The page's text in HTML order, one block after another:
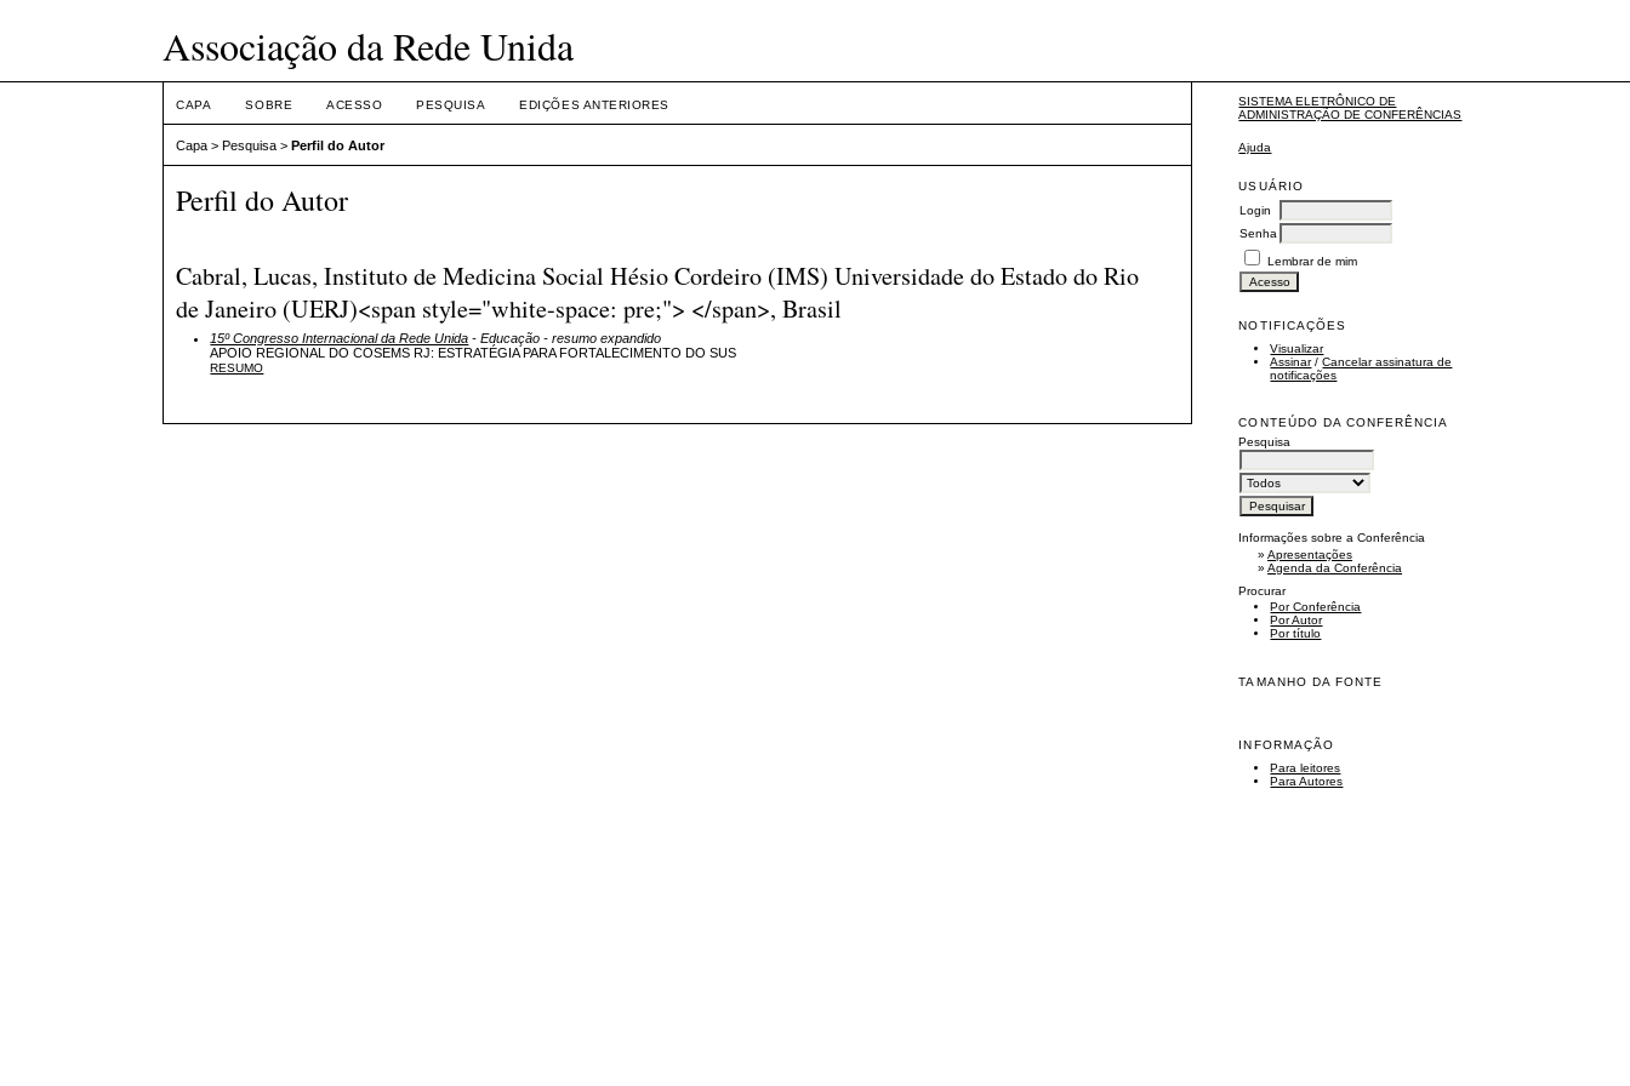
Associação da Rede Unida
SISTEMA ELETRÔNICO DE
ADMINISTRAÇÃO DE CONFERÊNCIAS
Ajuda
USUÁRIO
Login
Senha
Lembrar de mim
NOTIFICAÇÕES
Visualizar
Assinar/Cancelar assinatura de
notificações
CONTEÚDO DA CONFERÊNCIA
Pesquisa
Informações sobre a Conferência
»Apresentações
»Agenda da Conferência
Procurar
Por Conferência
Por Autor
Por título
TAMANHO DA FONTE
INFORMAÇÃO
Para leitores
Para Autores
CAPA SOBRE ACESSO PESQUISA EDIÇÕES ANTERIORES
Capa >Pesquisa >Perfil do Autor
Perfil do Autor
Cabral, Lucas, Instituto de Medicina Social Hésio Cordeiro (IMS) Universidade do Estado do Rio
de Janeiro (UERJ)<span style="white-space: pre;"> </span>, Brasil
15º Congresso Internacional da Rede Unida - Educação - resumo expandido
APOIO REGIONAL DO COSEMS RJ: ESTRATÉGIA PARA FORTALECIMENTO DO SUS
RESUMO